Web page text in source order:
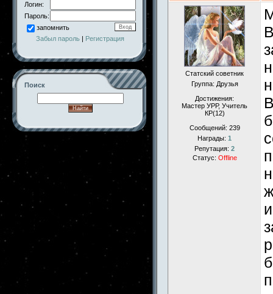
Логин:
Пароль:
запомнить
Забыл пароль | Регистрация
Поиск
Статский советник
Группа: Друзья
Достижения:
Мастер УРР, Учитель
КР(12)
Сообщений: 239
Награды: 1
Репутация: 2
Статус: Offline